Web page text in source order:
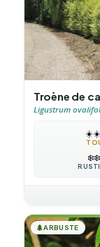
Troène de
Ligustrum
☀️
❄️❄️
🌲ARBUSTE